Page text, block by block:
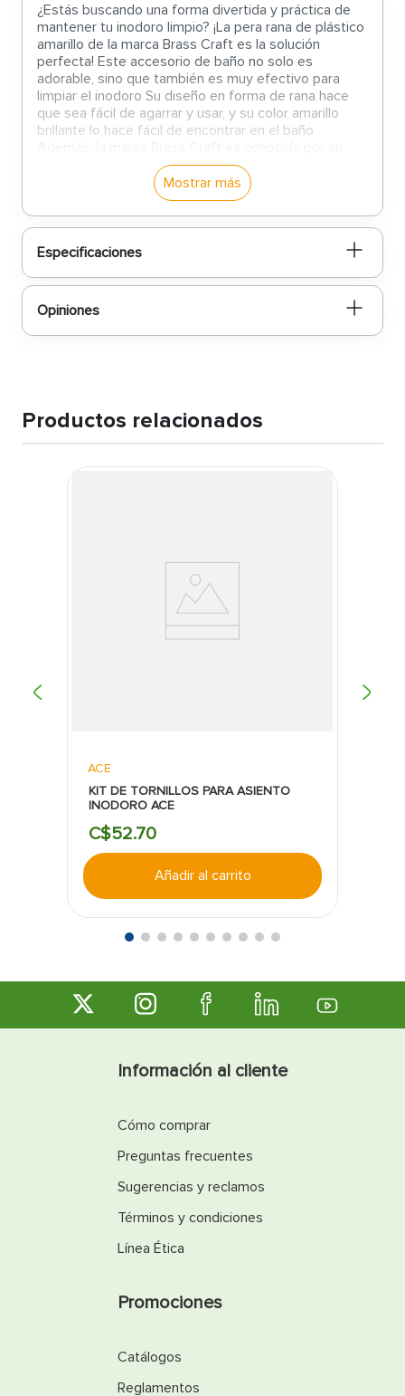
¿Estás buscando una forma divertida y práctica de
mantener tu inodoro limpio? ¡La pera rana de plástico
amarillo de la marca Brass Craft es la solución
perfecta! Este accesorio de baño no solo es
adorable, sino que también es muy efectivo para
limpiar el inodoro Su diseño en forma de rana hace
que sea fácil de agarrar y usar, y su color amarillo
brillante lo hace fácil de encontrar en el baño
calidad y durabilidad, por lo que puedes estar seguro
de que este producto durará mucho tiempo ¡Haz que
la limpieza del baño sea más divertida con la pera
rana de plástico para inodoro de Brass Craft!
Mostrar más
Especificaciones
Opiniones
Productos relacionados
ACE
KIT DE TORNILLOS PARA ASIENTO
INODORO ACE
C$52.70
Añadir al carrito
Información al cliente
Cómo comprar
Preguntas frecuentes
Sugerencias y reclamos
Términos y condiciones
Línea Ética
Promociones
Catálogos
Reglamentos